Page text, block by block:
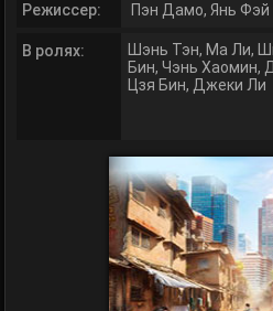
Режиссер: Пэн Дамо,Янь Фэй
В ролях: Шэнь Тэн, Ма Ли,
Бин,Чэнь Хаомин,
Цзя Бин, Джеки Ли